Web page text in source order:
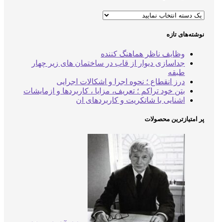
تازه
وظایف ناظر هماهنگ کننده
جداسازی دیوار از قاب در ساختمان های زیر چهار
درز انقطاع ؛ نحوه اجرا و اشکالات اجرایی
بتن خود تراکم ؛ تعریف، مزایا ، کاربردها و ازمایشات
اشنایی با شاتکریت و کاربردهای ان
محصولات